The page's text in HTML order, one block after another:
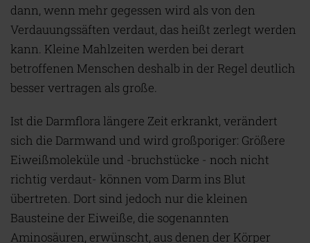
dann, wenn mehr gegessen wird als von den
Verdauungssäften verdaut, das heißt zerlegt werden
kann. Kleine Mahlzeiten werden bei derart
betroffenen Menschen deshalb in der Regel deutlich
besser vertragen als große.
Ist die Darmflora längere Zeit erkrankt, verändert
sich die Darmwand und wird großporiger: Größere
Eiweißmoleküle und -bruchstücke - noch nicht
richtig verdaut- können vom Darm ins Blut
übertreten. Dort sind jedoch nur die kleinen
Bausteine der Eiweiße, die sogenannten
Aminosäuren, erwünscht, aus denen der Körper